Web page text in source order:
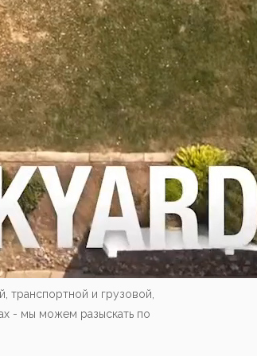
транспортной и грузовой,
- мы можем разыскать по